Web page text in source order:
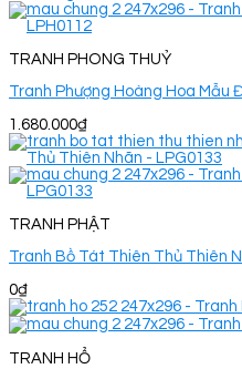
TRANH PHONG THUỶ
Tranh Phượng Hoàng Hoa Mẫu
1.680.000₫
TRANH PHẬT
Tranh Bồ Tát Thiên Thủ Thiên
0₫
TRANH HỔ